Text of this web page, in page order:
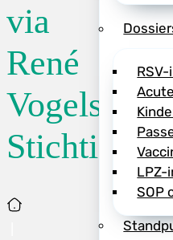
LPZ-
SOP
via
René
Vogels
Stichting
Home